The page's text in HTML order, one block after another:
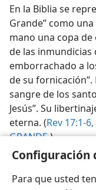
Configuración
Para que usted
En la Biblia se
Grande” como
mano una copa
de las inmundicias
emborrachado a
de su fornicación”.
sangre de los
Jesús”. Su
eterna. (Rev 17:1-6,
GRANDE.)